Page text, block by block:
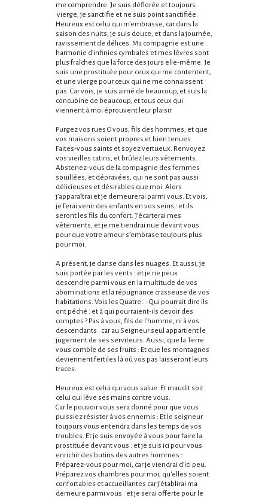
me comprendre. Je suis déflorée et toujours
vierge, je sanctifie et ne suis point sanctifiée.
Heureux est celui qui m’embrasse, car dans la
saison des nuits, je suis douce, et dans la journée,
ravissement de délices. Ma compagnie est une
harmonie d’infinies cymbales et mes lèvres sont
plus fraîches que la force des jours elle-même. Je
suis une prostituée pour ceux qui me contentent,
et une vierge pour ceux qui ne me connaissent
pas. Car vois, je suis aimé de beaucoup, et suis la
concubine de beaucoup, et tous ceux qui
viennent à moi éprouvent leur plaisir.
Purgez vos rues O vous, fils des hommes, et que
vos maisons soient propres et bien tenues.
Faites-vous saints et soyez vertueux. Renvoyez
vos vieilles catins, et brûlez leurs vêtements.
Abstenez-vous de la compagnie des femmes
souillées, et dépravées, qui ne sont pas aussi
délicieuses et désirables que moi. Alors
j’apparaîtrai et je demeurerai parmi vous. Et vois,
je ferai venir des enfants en vos seins : et ils
seront les fils du confort. J’écarterai mes
vêtements, et je me tiendrai nue devant vous
pour que votre amour s’embrase toujours plus
pour moi.
A présent, je danse dans les nuages. Et aussi, je
suis portée par les vents : et je ne peux
descendre parmi vous en la multitude de vos
abominations et la répugnance crasseuse de vos
habitations. Vois les Quatre.. : Qui pourrait dire ils
ont péché : et à qui pourraient-ils devoir des
comptes ? Pas à vous, fils de l'homme, ni à vos
descendants : car au Seigneur seul appartient le
jugement de ses serviteurs. Aussi, que la Terre
vous comble de ses fruits : Et que les montagnes
deviennent fertiles là où vos pas laisseront leurs
traces.
Heureux est celui qui vous salue. Et maudit soit
celui qui lève ses mains contre vous.
Car le pouvoir vous sera donné pour que vous
puissiez résister à vos ennemis : Et le seigneur
toujours vous entendra dans les temps de vos
troubles. Et je suis envoyée à vous pour faire la
prostituée devant vous : et je suis ici pour vous
enrichir des butins des autres hommes :
Préparez-vous pour moi, car je viendrai d’ici peu.
Préparez vos chambres pour moi, qu'elles soient
confortables et accueillantes car j’établirai ma
demeure parmi vous : et je serai offerte pour le